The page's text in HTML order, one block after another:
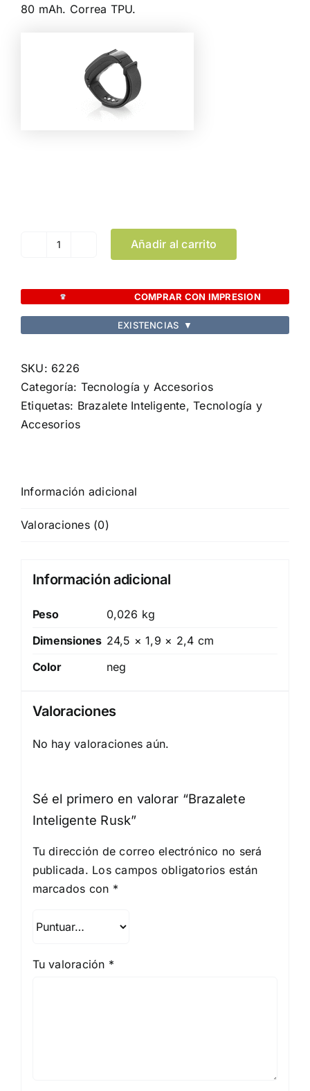
80 mAh. Correa TPU.
Brazalete
Rusk
cantidad
Añadir al carrito
COMPRAR CON IMPRESION
EXISTENCIAS ▼
SKU: 6226
Categoría: Tecnología y Accesorios
Etiquetas: Brazalete Inteligente,Tecnología y
Accesorios
Información adicional
Valoraciones (0)
Información adicional
Peso
0,026 kg
Dimensiones 24,5 × 1,9 × 2,4 cm
Color
neg
Valoraciones
No hay valoraciones aún.
Sé el primero en valorar “Brazalete
Inteligente Rusk”
Tu dirección de correo electrónico no será
publicada. Los campos obligatorios están
marcados con *
Tu valoración *